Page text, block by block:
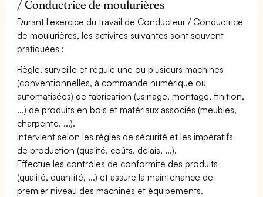
/ Conductrice de moulurières
Durant l'exercice du travail de Conducteur / Conductrice
de moulurières, les activités suivantes sont souvent
pratiquées :
Règle, surveille et régule une ou plusieurs machines
(conventionnelles, à commande numérique ou
automatisées) de fabrication (usinage, montage, finition,
...) de produits en bois et matériaux associés (meubles,
charpente, ...).
Intervient selon les règles de sécurité et les impératifs
de production (qualité, coûts, délais, ...).
Effectue les contrôles de conformité des produits
(qualité, quantité, ...) et assure la maintenance de
premier niveau des machines et équipements.